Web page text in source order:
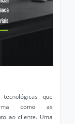
que
como as
ao cliente. Uma